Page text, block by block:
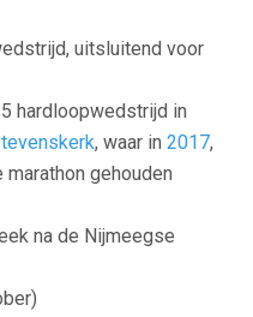
uitsluitend voor
hardloopwedstrijd in
, waar in 2017,
gehouden
na de Nijmeegse